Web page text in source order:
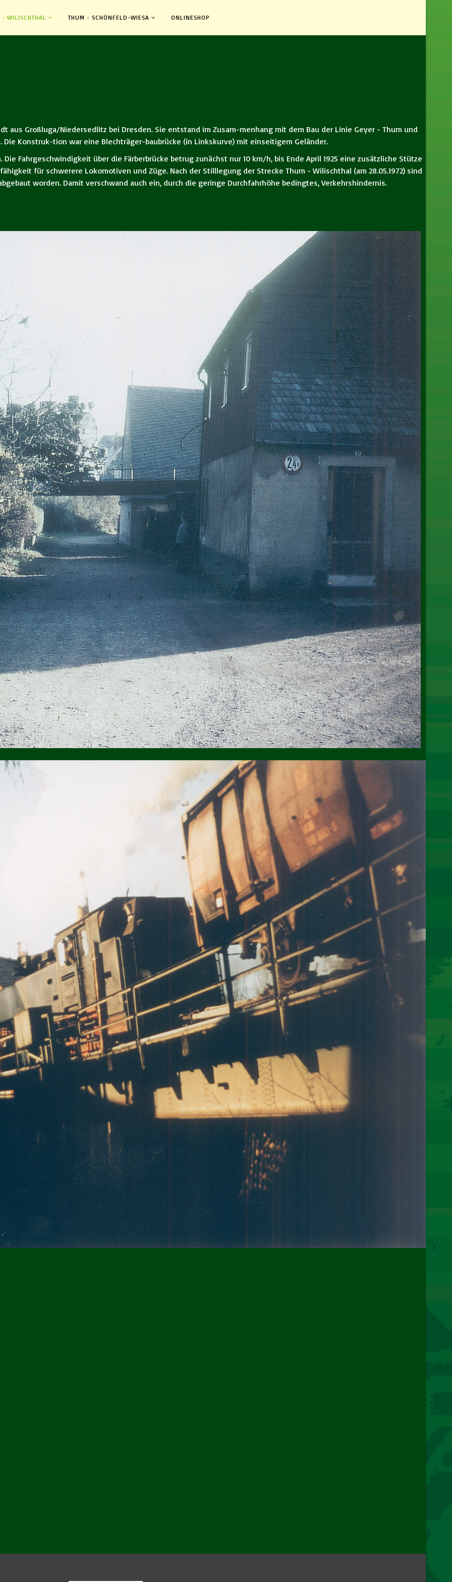
- WILISCHTHAL THUM - SCHÖNFELD-WIESA ONLINESHOP
aus Großluga/Niedersedlitz bei Dresden. Sie entstand im Zusam-menhang mit dem Bau der Linie Geyer - Thum und
Konstruk-tion war eine Blechträger-baubrücke (in Linkskurve) mit einseitigem Geländer.
Fahrgeschwindigkeit über die Färberbrücke betrug zunächst nur 10 km/h, bis Ende April 1925 eine zusätzliche Stütze
für schwerere Lokomotiven und Züge. Nach der Stilllegung der Strecke Thum - Wilischthal (am 28.05.1972) sind
worden. Damit verschwand auch ein, durch die geringe Durchfahrhöhe bedingtes, Verkehrshindernis.